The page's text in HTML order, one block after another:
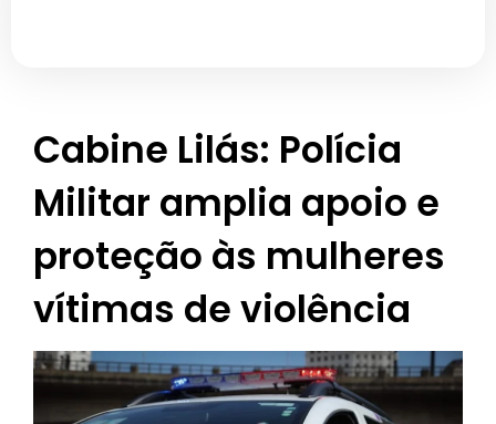
Cabine Lilás: Polícia
Militar amplia apoio e
proteção às mulheres
vítimas de violência